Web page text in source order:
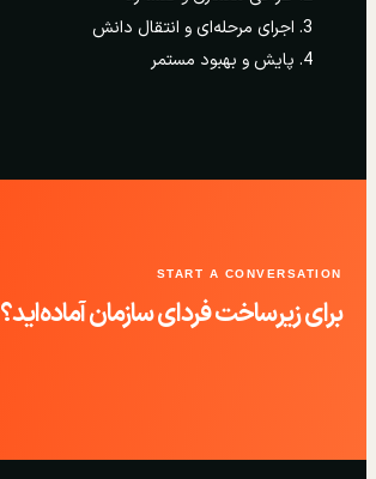
اجرای مرحله‌ای و انتقال دانش
پایش و بهبود مستمر
START A CONVERSATION
برای زیرساخت فردای سازمان آماده‌اید؟